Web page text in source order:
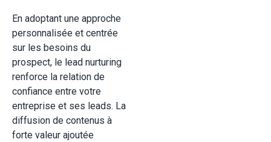
En adoptant une approche
personnalisée et centrée
sur les besoins du
prospect, le lead nurturing
renforce la relation de
confiance entre votre
entreprise et ses leads. La
diffusion de contenus à
forte valeur ajoutée